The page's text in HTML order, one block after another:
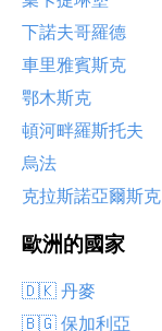
下諾夫哥羅德
車里雅賓斯克
鄂木斯克
頓河畔羅斯托夫
烏法
克拉斯諾亞爾斯克
歐洲的國家
🇩🇰 丹麥
🇧🇬 保加利亞